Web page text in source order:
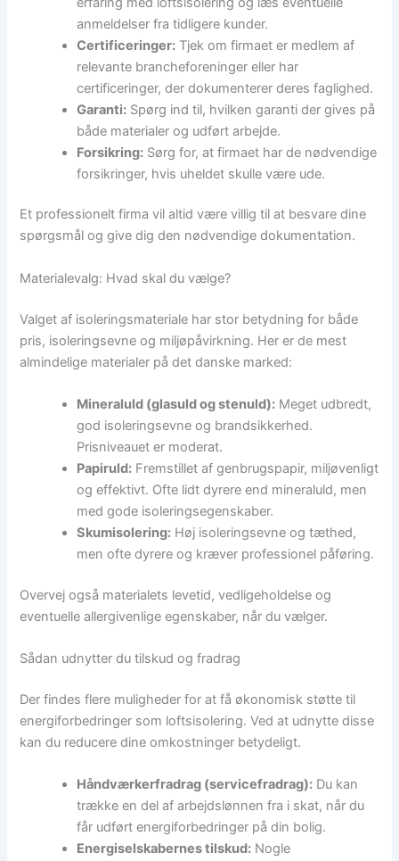
anmeldelser fra tidligere kunder.
Certificeringer: Tjek om firmaet er medlem af
relevante brancheforeninger eller har
certificeringer, der dokumenterer deres faglighed.
Garanti: Spørg ind til, hvilken garanti der gives på
både materialer og udført arbejde.
Forsikring: Sørg for, at firmaet har de nødvendige
forsikringer, hvis uheldet skulle være ude.
Et professionelt firma vil altid være villig til at besvare dine
spørgsmål og give dig den nødvendige dokumentation.
Materialevalg: Hvad skal du vælge?
Valget af isoleringsmateriale har stor betydning for både
pris, isoleringsevne og miljøpåvirkning. Her er de mest
almindelige materialer på det danske marked:
Mineraluld (glasuld og stenuld): Meget udbredt,
god isoleringsevne og brandsikkerhed.
Prisniveauet er moderat.
Papiruld: Fremstillet af genbrugspapir, miljøvenligt
og effektivt. Ofte lidt dyrere end mineraluld, men
med gode isoleringsegenskaber.
Skumisolering: Høj isoleringsevne og tæthed,
men ofte dyrere og kræver professionel påføring.
Overvej også materialets levetid, vedligeholdelse og
eventuelle allergivenlige egenskaber, når du vælger.
Sådan udnytter du tilskud og fradrag
Der findes flere muligheder for at få økonomisk støtte til
energiforbedringer som loftsisolering. Ved at udnytte disse
kan du reducere dine omkostninger betydeligt.
Håndværkerfradrag (servicefradrag): Du kan
trække en del af arbejdslønnen fra i skat, når du
får udført energiforbedringer på din bolig.
Energiselskabernes tilskud: Nogle